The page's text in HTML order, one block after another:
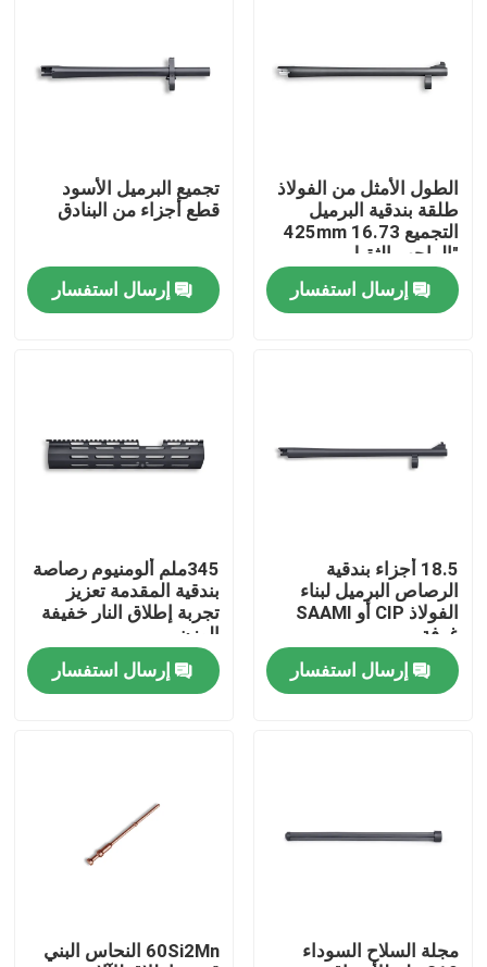
حولنا
مراقبة الجودة
اتصل بنا
بنادق نصف آلية
الطول الأمثل من الفولاذ
طلقة بندقية البرميل
التجميع 425mm 16.73
"الواجب الثقيل
إرسال استفسار
تجميع البرميل الأسود
قطع أجزاء من البنادق
إرسال استفسار
18.5 أجزاء بندقية
الرصاص البرميل لبناء
الفولاذ CIP أو SAAMI
غرفة
إرسال استفسار
345ملم ألومنيوم رصاصة
بندقية المقدمة تعزيز
تجربة إطلاق النار خفيفة
الوزن
إرسال استفسار
مجلة السلاح السوداء
60Si2Mn النحاس البني